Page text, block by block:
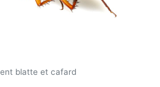
blatte et cafard